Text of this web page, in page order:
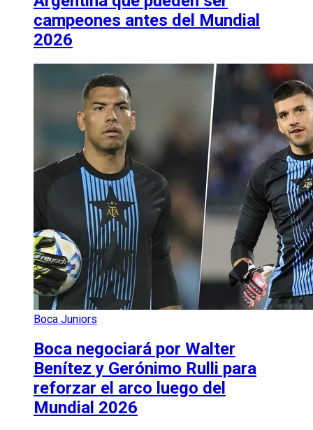
campeones antes del Mundial
2026
Boca Juniors
Boca negociará por Walter
Benítez y Gerónimo Rulli para
reforzar el arco luego del
Mundial 2026